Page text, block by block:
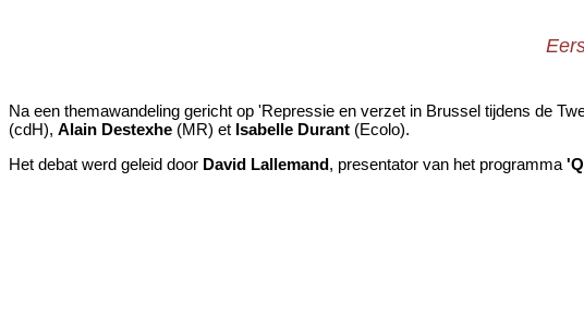
Na een themawandeling gericht op 'Repressie en verzet in Brussel tijdens de
(cdH), Alain Destexhe (MR) et Isabelle Durant (Ecolo).
Het debat werd geleid door David Lallemand, presentator van het programma